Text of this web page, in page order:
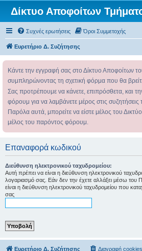
Δίκτυο Αποφοίτων
Συχνές ερωτήσεις Όροι Συμμετοχής
Ευρετήριο Δ. Συζήτησης
Κάντε την εγγραφή σας στο Δίκτυο Αποφοίτων
συμπληρώνοντας τη σχετική φόρμα που θα
Σας προτρέπουμε να κάνετε, επιπρόσθετα, και
φόρουμ για να λαμβάνετε μέρος στις
Παρόλα αυτά, μπορείτε να είστε μέλος του
μέλος του παρόντος φόρουμ.
Επαναφορά κωδικού
Διεύθυνση ηλεκτρονικού ταχυδρομείου:
Αυτή πρέπει να είναι η διεύθυνση ηλεκτρονικού
λογαριασμό σας. Εάν δεν την έχετε αλλάξει μέσω του
είναι η διεύθυνση ηλεκτρονικού ταχυδρομείου που
σας
Ευρετήριο Δ. Συζήτησης Διαγραφή cookies